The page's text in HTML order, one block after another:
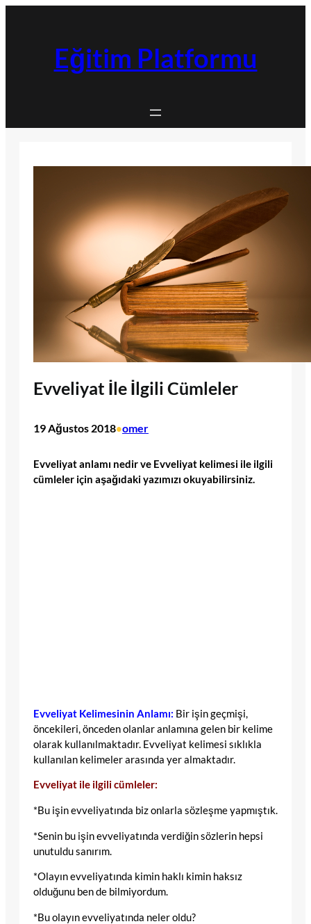
Eğitim Platformu
Evveliyat İle İlgili Cümleler
19 Ağustos 2018•omer
Evveliyat anlamı nedir ve Evveliyat kelimesi ile ilgili
cümleler için aşağıdaki yazımızı okuyabilirsiniz.
Evveliyat Kelimesinin Anlamı: Bir işin geçmişi,
öncekileri, önceden olanlar anlamına gelen bir kelime
olarak kullanılmaktadır. Evveliyat kelimesi sıklıkla
kullanılan kelimeler arasında yer almaktadır.
Evveliyat ile ilgili cümleler:
*Bu işin evveliyatında biz onlarla sözleşme yapmıştık.
*Senin bu işin evveliyatında verdiğin sözlerin hepsi
unutuldu sanırım.
*Olayın evveliyatında kimin haklı kimin haksız
olduğunu ben de bilmiyordum.
*Bu olayın evveliyatında neler oldu?